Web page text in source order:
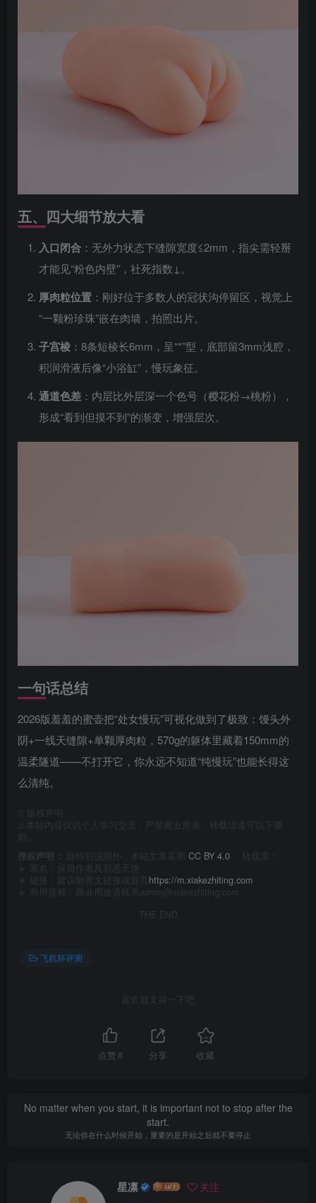
五、四大细节放大看
入口闭合 ：无外力状态下缝隙宽度≤2mm，指尖需轻掰
才能见“粉色内壁”，社死指数↓。
厚肉粒位置 ：刚好位于多数人的冠状沟停留区，视觉上
“一颗粉珍珠”嵌在肉墙，拍照出片。
子宫棱 ：8条短棱长6mm，呈“*”型，底部留3mm浅腔，
积润滑液后像“小浴缸”，慢玩象征。
通道色差 ：内层比外层深一个色号（樱花粉→桃粉），
形成“看到但摸不到”的渐变，增强层次。
一句话总结
2026版羞羞的蜜壶把“处女慢玩”可视化做到了极致：馒头外
阴+一线天缝隙+单颗厚肉粒，570g的躯体里藏着150mm的
温柔隧道——不打开它，你永远不知道“纯慢玩”也能长得这
么清纯。
版权声明
⚠️本站内容仅供个人学习交流，严禁商业用途，转载须遵守以下规
授权声明：
除特别说明外，本站文章采用 CC BY 4.0 ， 转载需：
🔹 署名：保留作者及 邪恶天使
🔹 链接：建议附原文链接或首页 https://m.xiakezhiting.com
🔹 商用授权：商业用途请联系admin@xiakezhiting.com
THE END
飞机杯评测
喜欢就支持一下吧
点赞 8 分享 收藏
No matter when you start, it is important not to stop after the
start.
无论你在什么时候开始，重要的是开始之后就不要停止
星凛 关注